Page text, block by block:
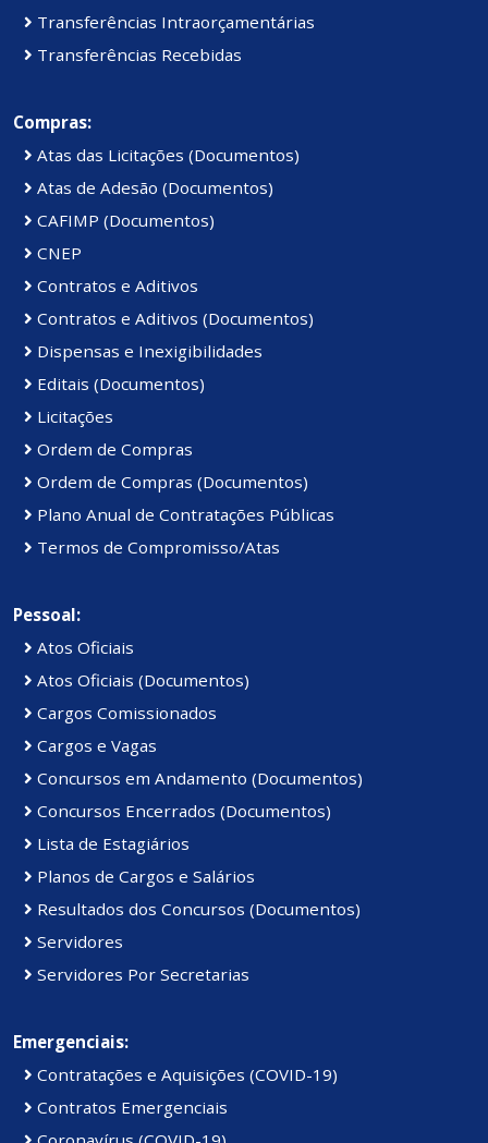
Transferências Intraorçamentárias
Transferências Recebidas
Compras:
Atas das Licitações (Documentos)
Atas de Adesão (Documentos)
CAFIMP (Documentos)
CNEP
Contratos e Aditivos
Contratos e Aditivos (Documentos)
Dispensas e Inexigibilidades
Editais (Documentos)
Licitações
Ordem de Compras
Ordem de Compras (Documentos)
Plano Anual de Contratações Públicas
Termos de Compromisso/Atas
Pessoal:
Atos Oficiais
Atos Oficiais (Documentos)
Cargos Comissionados
Cargos e Vagas
Concursos em Andamento (Documentos)
Concursos Encerrados (Documentos)
Lista de Estagiários
Planos de Cargos e Salários
Resultados dos Concursos (Documentos)
Servidores
Servidores Por Secretarias
Emergenciais:
Contratações e Aquisições (COVID-19)
Contratos Emergenciais